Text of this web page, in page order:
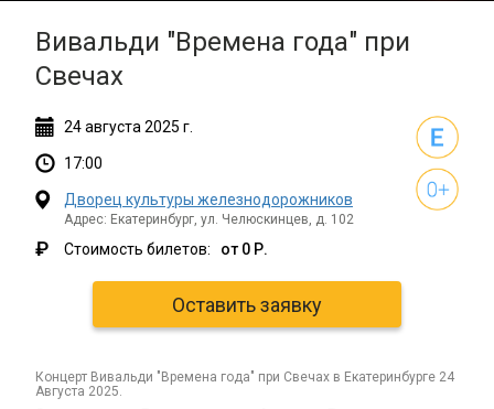
Вивальди "Времена года" при
Свечах
24августа 2025 г.
17:00
Дворец культуры железнодорожников
Адрес: Екатеринбург, ул. Челюскинцев, д. 102
₽ Стоимость билетов: от 0 Р.
Оставить заявку
концерт Вивальди "Времена года" при Свечах в Екатеринбурге 24
Августа 2025.